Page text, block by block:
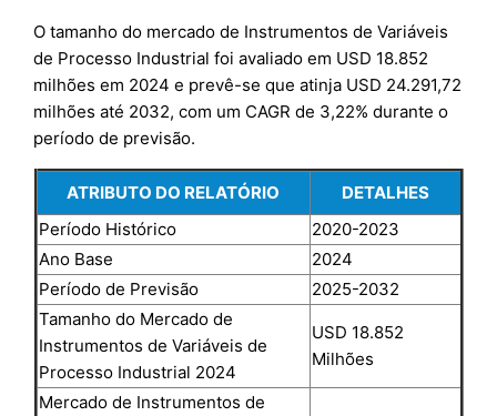
O tamanho do mercado de Instrumentos de Variáveis
de Processo Industrial foi avaliado em USD 18.852
milhões em 2024 e prevê-se que atinja USD 24.291,72
milhões até 2032, com um CAGR de 3,22% durante o
período de previsão.
ATRIBUTO DO RELATÓRIO
DETALHES
Período Histórico
2020-2023
Ano Base
2024
Período de Previsão
2025-2032
Tamanho do Mercado de
Instrumentos de Variáveis de
Processo Industrial 2024
USD 18.852
Milhões
Mercado de Instrumentos de